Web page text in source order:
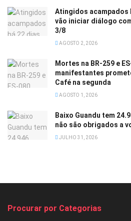
Atingidos acampados
vão iniciar diálogo
3/8
AGOSTO 2, 2026
Mortes na BR-259 e
manifestantes
Café na segunda
AGOSTO 1, 2026
Baixo Guandu tem
não são obrigados a
JULHO 31, 2026
Procurar por Categorias